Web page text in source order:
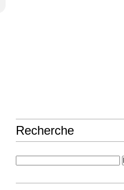
Recherche